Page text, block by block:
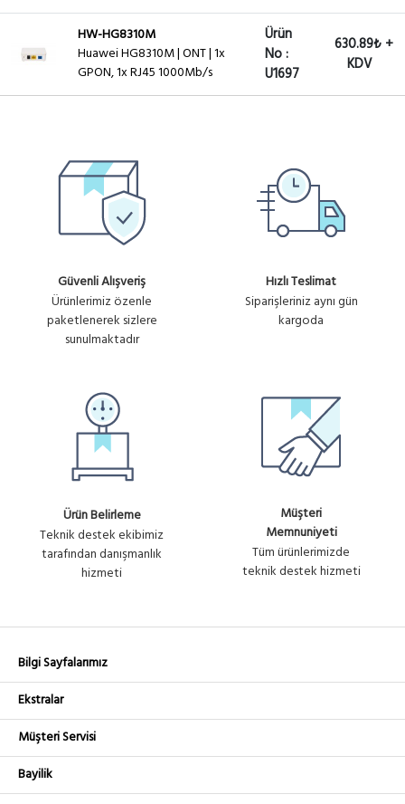
HW-HG8310M
Huawei HG8310M | ONT | 1x
GPON, 1x RJ45 1000Mb/s
Ürün
No :
U1697
630.89₺ +
KDV
Güvenli Alışveriş
Ürünlerimiz özenle
paketlenerek sizlere
sunulmaktadır
Hızlı Teslimat
Siparişleriniz aynı gün
kargoda
Ürün Belirleme
Teknik destek ekibimiz
tarafından danışmanlık
hizmeti
Müşteri
Memnuniyeti
Tüm ürünlerimizde
teknik destek hizmeti
Bilgi Sayfalarımız
Ekstralar
Müşteri Servisi
Bayilik